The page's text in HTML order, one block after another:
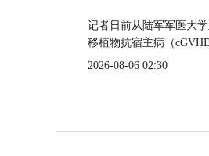
记者日前从陆军军医大
移植物抗宿主病（
2026-08-06 02:30